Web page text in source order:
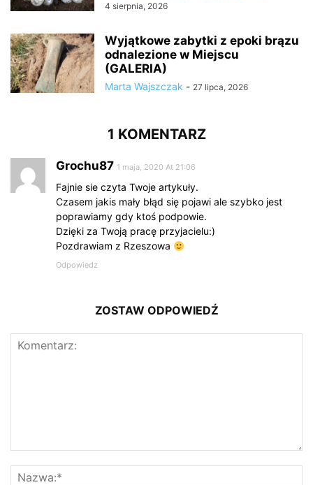
4 sierpnia, 2026
Wyjątkowe zabytki z epoki brązu
odnalezione w Miejscu
(GALERIA)
Marta Wajszczak - 27 lipca, 2026
1 KOMENTARZ
Grochu87 1 maja, 2020 At 21:06
Fajnie sie czyta Twoje artykuły.
Czasem jakis mały błąd się pojawi ale szybko jest
poprawiamy gdy ktoś podpowie.
Dzięki za Twoją pracę przyjacielu:)
Pozdrawiam z Rzeszowa
Odpowiedz
ZOSTAW ODPOWIEDŹ